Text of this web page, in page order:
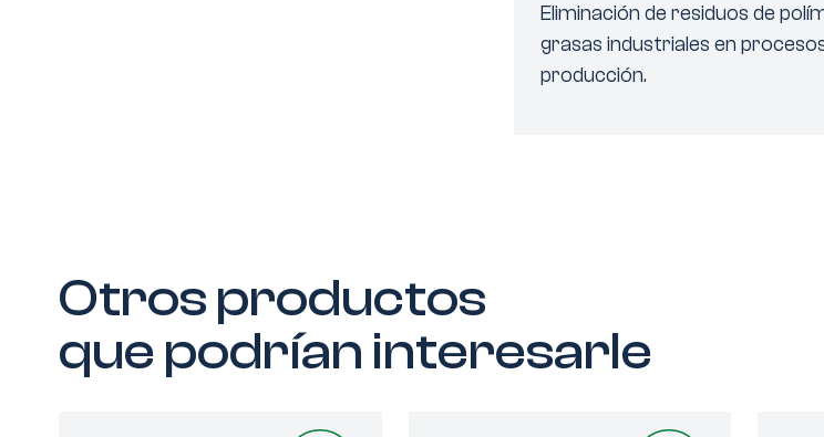
Eliminación de residuos de
grasas industriales en
producción.
Otros productos
que podrían interesarle